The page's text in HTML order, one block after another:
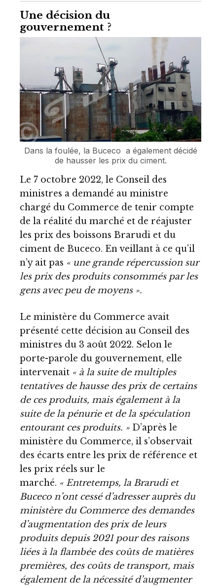
Une décision du
gouvernement ?
Dans la foulée, la Buceco a également décidé
de hausser les prix du ciment.
Le 7 octobre 2022, le Conseil des
ministres a demandé au ministre
chargé du Commerce de tenir compte
de la réalité du marché et de réajuster
les prix des boissons Brarudi et du
ciment de Buceco. En veillant à ce qu’il
n’y ait pas « une grande répercussion sur
les prix des produits consommés par les
gens avec peu de moyens ».
Le ministère du Commerce avait
présenté cette décision au Conseil des
ministres du 3 août 2022. Selon le
porte-parole du gouvernement, elle
intervenait « à la suite de multiples
tentatives de hausse des prix de certains
de ces produits, mais également à la
suite de la pénurie et de la spéculation
entourant ces produits. » D’après le
ministère du Commerce, il s’observait
des écarts entre les prix de référence et
les prix réels sur le
marché. « Entretemps, la Brarudi et
Buceco n’ont cessé d’adresser auprès du
ministère du Commerce des demandes
d’augmentation des prix de leurs
produits depuis 2021 pour des raisons
liées à la flambée des coûts de matières
premières, des coûts de transport, mais
également de la nécessité d’augmenter